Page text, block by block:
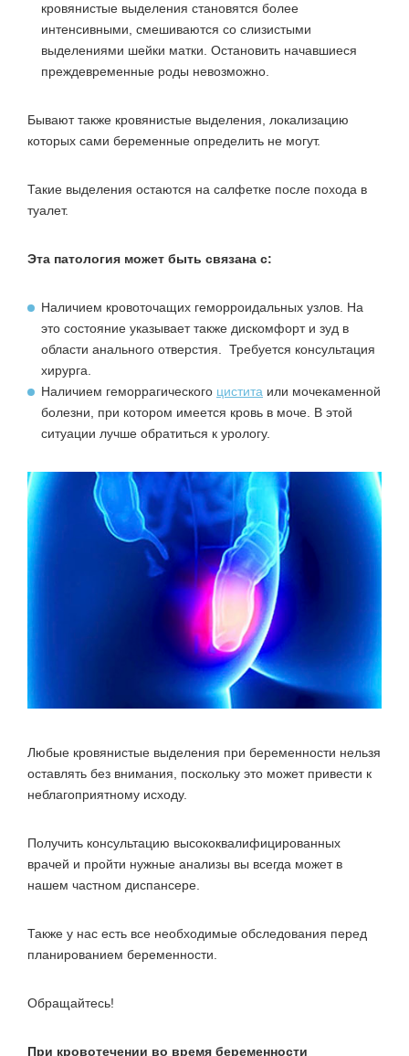
кровянистые выделения становятся более
интенсивными, смешиваются со слизистыми
выделениями шейки матки. Остановить начавшиеся
преждевременные роды невозможно.
Бывают также кровянистые выделения, локализацию
которых сами беременные определить не могут.
Такие выделения остаются на салфетке после похода в
туалет.
Эта патология может быть связана с:
Наличием кровоточащих геморроидальных узлов. На
это состояние указывает также дискомфорт и зуд в
области анального отверстия. Требуется консультация
хирурга.
Наличием геморрагического цистита или мочекаменной
болезни, при котором имеется кровь в моче. В этой
ситуации лучше обратиться к урологу.
Любые кровянистые выделения при беременности нельзя
оставлять без внимания, поскольку это может привести к
неблагоприятному исходу.
Получить консультацию высококвалифицированных
врачей и пройти нужные анализы вы всегда может в
нашем частном диспансере.
Также у нас есть все необходимые обследования перед
планированием беременности.
Обращайтесь!
При кровотечении во время беременности